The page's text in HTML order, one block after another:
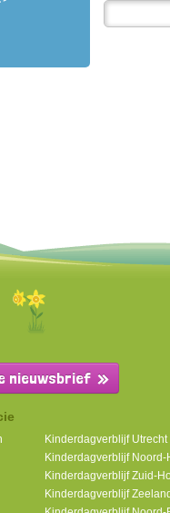
nieuwsbrief
Kinderdagverblijf Utrecht
Kinderdagverblijf Noord-
Kinderdagverblijf Zuid-
Kinderdagverblijf